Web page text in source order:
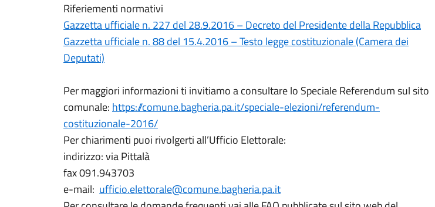
Riferiementi normativi
Gazzetta ufficiale n. 227 del 28.9.2016 – Decreto del Presidente della Repubblica
Gazzetta ufficiale n. 88 del 15.4.2016 – Testo legge costituzionale (Camera dei
Deputati)
Per maggiori informazioni ti invitiamo a consultare lo Speciale Referendum sul sito
comunale: https://comune.bagheria.pa.it/speciale-elezioni/referendum-
costituzionale-2016/
Per chiarimenti puoi rivolgerti all’Ufficio Elettorale:
indirizzo: via Pittalà
fax 091.943703
e-mail: ufficio.elettorale@comune.bagheria.pa.it